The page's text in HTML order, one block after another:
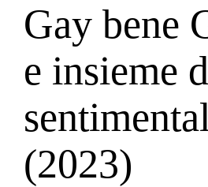
Gay bene
e insieme
(2023)